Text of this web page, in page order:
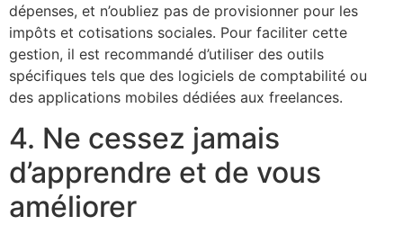
dépenses, et n’oubliez pas de provisionner pour les
impôts et cotisations sociales. Pour faciliter cette
gestion, il est recommandé d’utiliser des outils
spécifiques tels que des logiciels de comptabilité ou
des applications mobiles dédiées aux freelances.
4. Ne cessez jamais
d’apprendre et de vous
améliorer